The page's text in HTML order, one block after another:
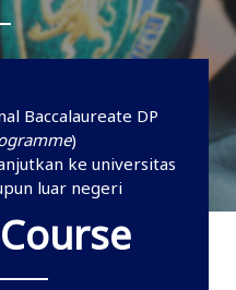
Baccalaureate DP
)
ke universitas
luar negeri